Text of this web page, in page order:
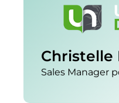
Christelle
Sales Manager